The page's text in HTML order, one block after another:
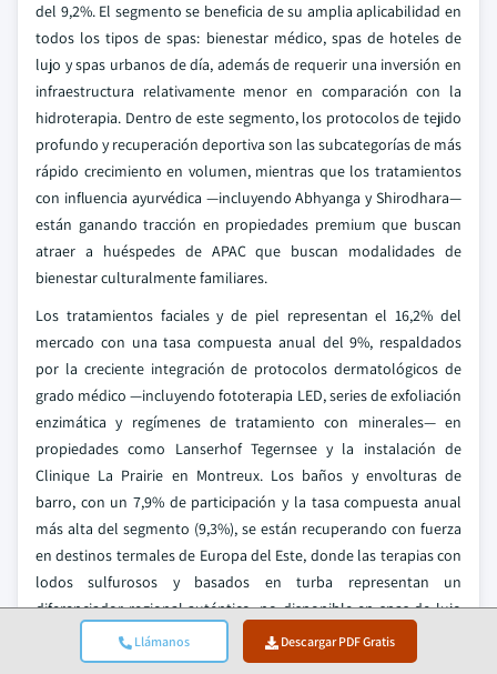
Llámanos Descargar PDF Gratis
del 9,2%. El segmento se beneficia de su amplia aplicabilidad en
todos los tipos de spas: bienestar médico, spas de hoteles de
lujo y spas urbanos de día, además de requerir una inversión en
infraestructura relativamente menor en comparación con la
hidroterapia. Dentro de este segmento, los protocolos de tejido
profundo y recuperación deportiva son las subcategorías de más
rápido crecimiento en volumen, mientras que los tratamientos
con influencia ayurvédica —incluyendo Abhyanga y Shirodhara—
están ganando tracción en propiedades premium que buscan
atraer a huéspedes de APAC que buscan modalidades de
bienestar culturalmente familiares.
Los tratamientos faciales y de piel representan el 16,2% del
mercado con una tasa compuesta anual del 9%, respaldados
por la creciente integración de protocolos dermatológicos de
grado médico —incluyendo fototerapia LED, series de exfoliación
enzimática y regímenes de tratamiento con minerales— en
propiedades como Lanserhof Tegernsee y la instalación de
Clinique La Prairie en Montreux. Los baños y envolturas de
barro, con un 7,9% de participación y la tasa compuesta anual
más alta del segmento (9,3%), se están recuperando con fuerza
en destinos termales de Europa del Este, donde las terapias con
lodos sulfurosos y basados en turba representan un
diferenciador regional auténtico, no disponible en spas de lujo
convencionales.